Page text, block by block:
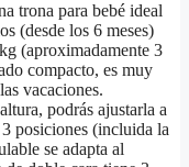
trona para bebé ideal
(desde los 6 meses)
(aproximadamente 3
compacto, es muy
vacaciones.
podrás ajustarla a
posiciones (incluida la
se adapta al